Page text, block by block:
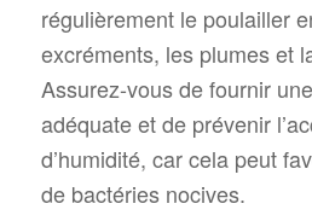
régulièrement le poulailler
excréments, les plumes et
Assurez-vous de fournir
adéquate et de prévenir
d’humidité, car cela peut
de bactéries nocives.